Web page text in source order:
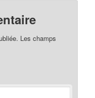
Les champs